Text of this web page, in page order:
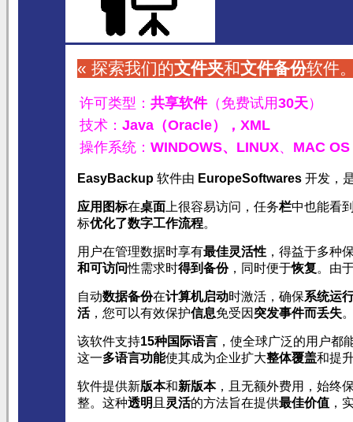
« 探索我们的文件夹和文件备份软件
许可类型： 共享软件（免费试用30天）
技术： Java（Oracle）， XML
操作系统： WINDOWS、 LINUX、 MAC OS
EasyBackup 软件由 EuropeSoftwares 开发，
应用 图标在桌面 上很容易访问，任务栏中也能看
标优化了数字工作流程。
用户在管理数据时享有最佳灵活性 ，得益于多种
和可访问性需求时得到备份，同时便于恢复。由
自动数据备份在计算机启动时激活，确保系统运
活，您可以有效保护信息免受因 突发事件而丢失
该软件支持15种国际语言 ，使全球广泛的用户都
这一多语言功能使其成为企业扩大整体覆盖和提
软件提供新版本和新版本，且无额外费用，始终
整。这种透明 且 灵活的方法旨在提供最佳价值 ，